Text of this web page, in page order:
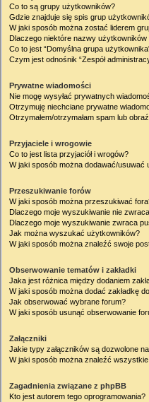
Co to są grupy użytkowników?
Gdzie znajduje się spis grup
W jaki sposób można zostać liderem
Dlaczego niektóre nazwy
Co to jest “Domyślna grupa
Czym jest odnośnik “Zespół
Prywatne wiadomości
Nie mogę wysyłać prywatnych
Otrzymuję niechciane prywatne
Otrzymałem/otrzymałam spam lub
Przyjaciele i wrogowie
Co to jest lista przyjaciół i wrogów?
W jaki sposób można dodawać/usuwać
Przeszukiwanie forów
W jaki sposób można przeszukiwać
Dlaczego moje wyszukiwanie nie
Dlaczego moje wyszukiwanie zwraca
Jak można wyszukać użytkowników?
W jaki sposób można znaleźć swoje
Obserwowanie tematów i zakładki
Jaka jest różnica między dodaniem
W jaki sposób można dodać zakładkę
Jak obserwować wybrane forum?
W jaki sposób usunąć obserwowanie
Załączniki
Jakie typy załączników są dozwolone
W jaki sposób można znaleźć wszystkie
Zagadnienia związane z phpBB
Kto jest autorem tego oprogramowania?